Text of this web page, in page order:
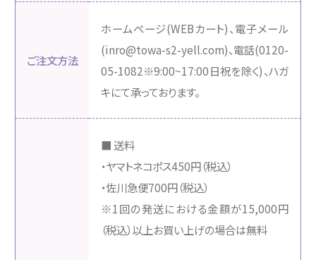
ご注文方法
ホームページ(WEBカート)、電子メール
(inro@towa-s2-yell.com)、電話(0120-
05-1082※9:00~17:00日祝を除く)、ハガ
キにて承っております。
■ 送料
・ヤマトネコポス450円（税込）
・佐川急便700円（税込）
※1回の発送における金額が15,000円
（税込）以上お買い上げの場合は無料